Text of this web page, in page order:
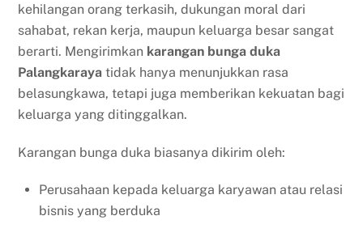
kehilangan orang terkasih, dukungan moral dari
sahabat, rekan kerja, maupun keluarga besar sangat
berarti. Mengirimkan karangan bunga duka
Palangkaraya tidak hanya menunjukkan rasa
belasungkawa, tetapi juga memberikan kekuatan bagi
keluarga yang ditinggalkan.
Karangan bunga duka biasanya dikirim oleh:
Perusahaan kepada keluarga karyawan atau relasi
bisnis yang berduka